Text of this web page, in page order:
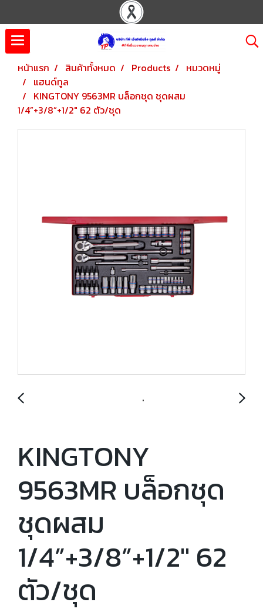
หน้าแรก สินค้าทั้งหมด Products
หมวดหมู่
แฮนด์ทูล
KINGTONY 9563MR บล็อกชุด ชุดผสม
1/4”+3/8”+1/2" 62 ตัว/ชุด
KINGTONY
9563MR บล็อกชุด
ชุดผสม
1/4”+3/8”+1/2" 62
ตัว/ชุด